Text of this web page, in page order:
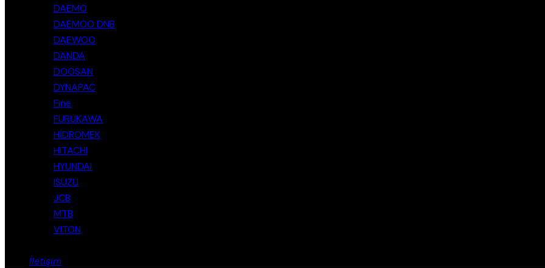
DAEMO
DAEMOO DNB
DAEWOO
DANDA
DOOSAN
DYNAPAC
Fine
FURUKAWA
HİDROMEK
HITACHI
HYUNDAI
ISUZU
JCB
MTB
VITON
İletişim